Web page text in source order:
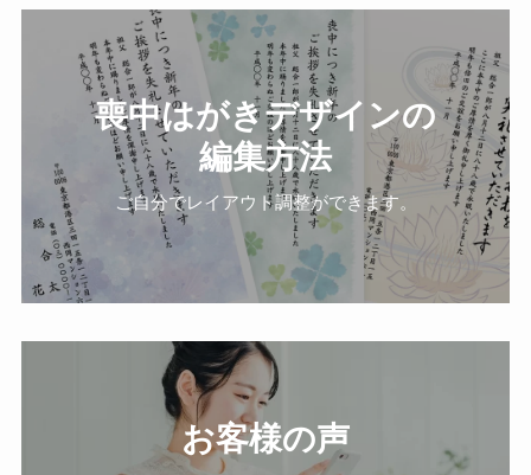
喪中はがきデザインの
編集方法
ご自分でレイアウト調整ができます。
お客様の声